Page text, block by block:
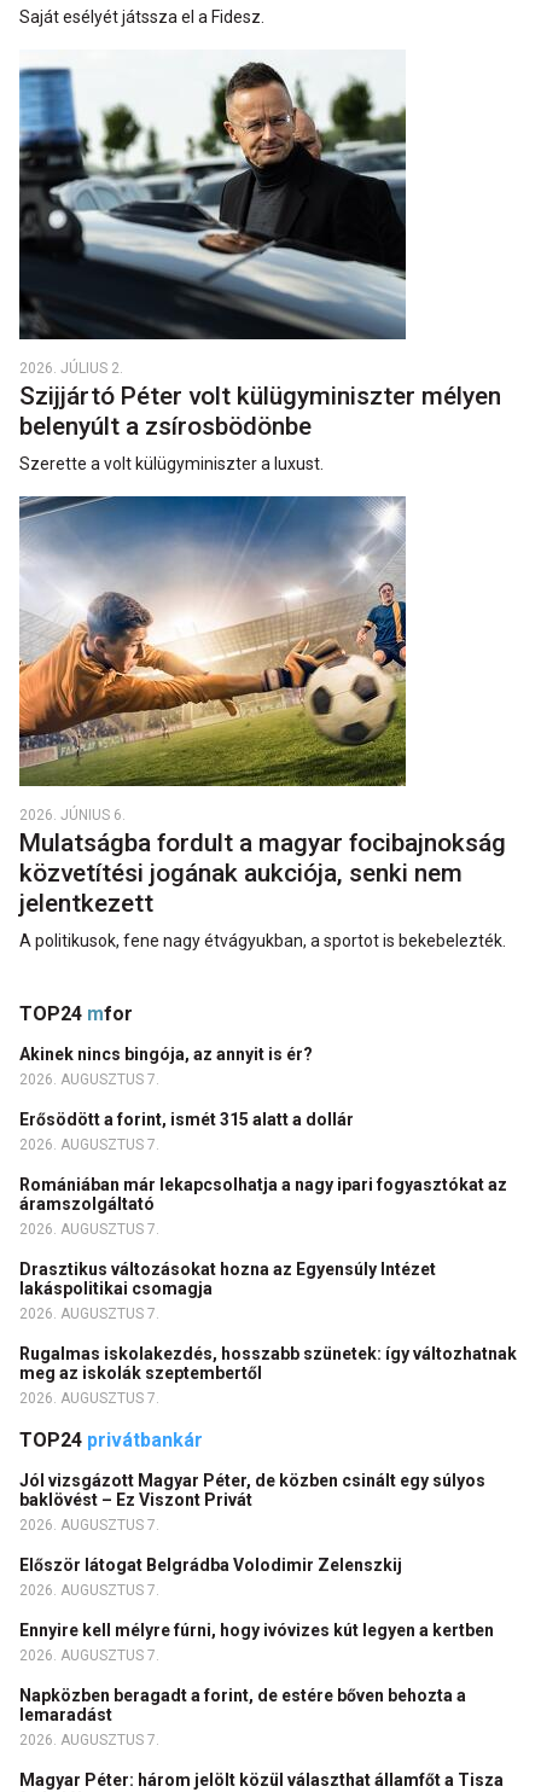
Saját esélyét játssza el a Fidesz.
2026. JÚLIUS 2.
Szijjártó Péter volt külügyminiszter mélyen
belenyúlt a zsírosbödönbe
Szerette a volt külügyminiszter a luxust.
2026. JÚNIUS 6.
Mulatságba fordult a magyar focibajnokság
közvetítési jogának aukciója, senki nem
jelentkezett
A politikusok, fene nagy étvágyukban, a sportot is bekebelezték.
TOP24 mfor
Akinek nincs bingója, az annyit is ér?
2026. AUGUSZTUS 7.
Erősödött a forint, ismét 315 alatt a dollár
2026. AUGUSZTUS 7.
Romániában már lekapcsolhatja a nagy ipari fogyasztókat az
áramszolgáltató
2026. AUGUSZTUS 7.
Drasztikus változásokat hozna az Egyensúly Intézet
lakáspolitikai csomagja
2026. AUGUSZTUS 7.
Rugalmas iskolakezdés, hosszabb szünetek: így változhatnak
meg az iskolák szeptembertől
2026. AUGUSZTUS 7.
TOP24 privátbankár
Jól vizsgázott Magyar Péter, de közben csinált egy súlyos
baklövést – Ez Viszont Privát
2026. AUGUSZTUS 7.
Először látogat Belgrádba Volodimir Zelenszkij
2026. AUGUSZTUS 7.
Ennyire kell mélyre fúrni, hogy ivóvizes kút legyen a kertben
2026. AUGUSZTUS 7.
Napközben beragadt a forint, de estére bőven behozta a
lemaradást
2026. AUGUSZTUS 7.
Magyar Péter: három jelölt közül választhat államfőt a Tisza